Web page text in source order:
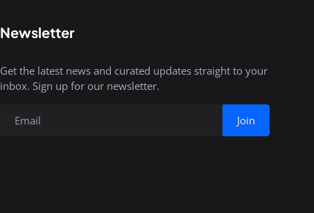
Newsletter
Get the latest news and curated updates straight to your
inbox. Sign up for our newsletter.
Join